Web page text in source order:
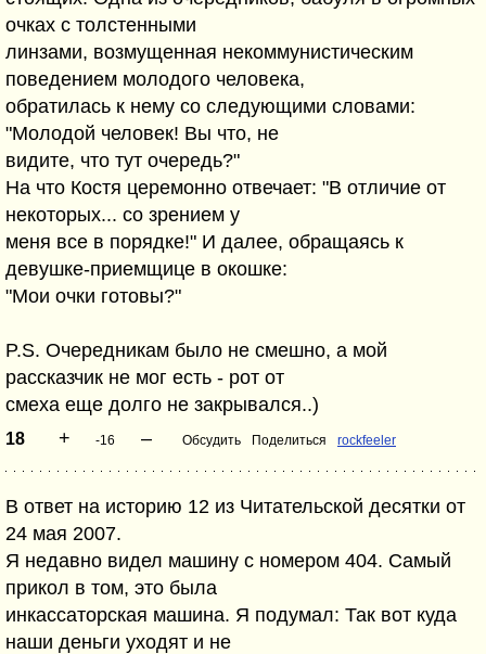
очках с толстенными
линзами, возмущенная некоммунистическим
поведением молодого человека,
обратилась к нему со следующими словами:
"Молодой человек! Вы что, не
видите, что тут очередь?"
На что Костя церемонно отвечает: "В отличие от
некоторых... со зрением у
меня все в порядке!" И далее, обращаясь к
девушке-приемщице в окошке:
"Мои очки готовы?"
P.S. Очередникам было не смешно, а мой
рассказчик не мог есть - рот от
смеха еще долго не закрывался..)
18 + -16 – Обсудить Поделиться rockfeeler
В ответ на историю 12 из Читательской десятки от
24 мая 2007.
Я недавно видел машину с номером 404. Самый
прикол в том, это была
инкассаторская машина. Я подумал: Так вот куда
наши деньги уходят и не